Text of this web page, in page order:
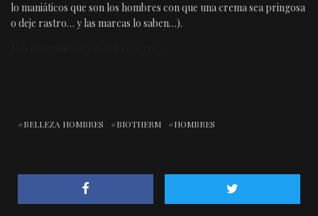
lo maniáticos que son los hombres con que una crema sea pringosa
o deje rastro… y las marcas lo saben…).
BELLEZA HOMBRES BIOTHERM HOMBRES